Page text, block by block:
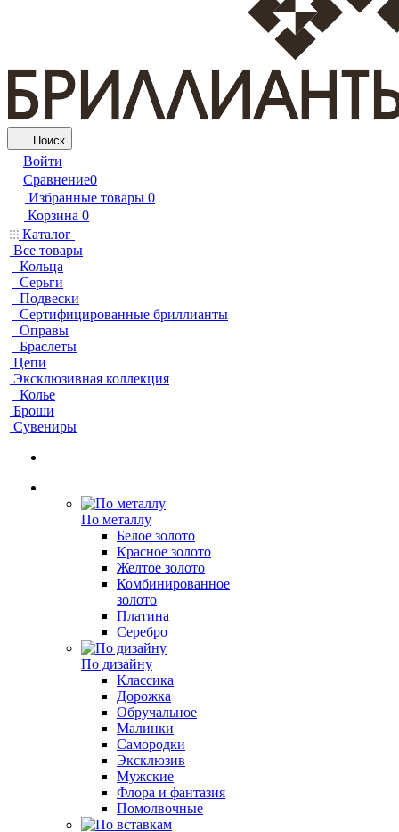
Поиск
Войти
Сравнение0
Избранные товары 0
Корзина 0
Каталог
Все товары
Кольца
Серьги
Подвески
Сертифицированные бриллианты
Оправы
Браслеты
Цепи
Эксклюзивная коллекция
Колье
Броши
Сувениры
По металлу
Белое золото
Красное золото
Желтое золото
Комбинированное
золото
Платина
Серебро
По дизайну
Классика
Дорожка
Обручальное
Малинки
Самородки
Эксклюзив
Мужские
Флора и фантазия
Помолвочные